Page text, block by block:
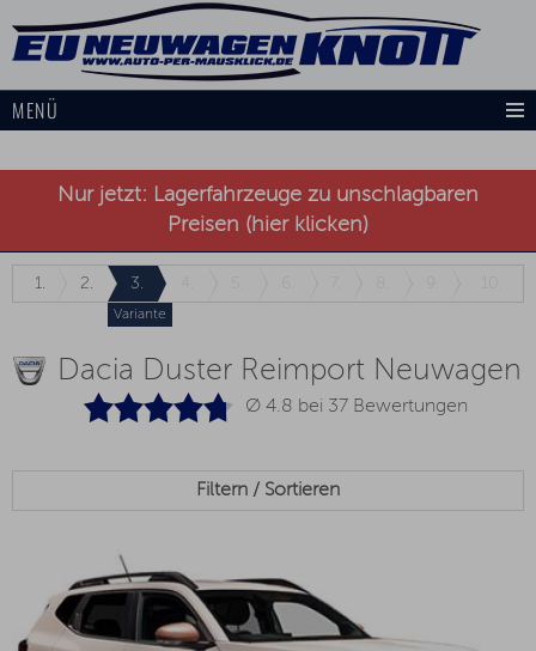
MENÜ
Nur jetzt: Lagerfahrzeuge zu unschlagbaren
Preisen (hier klicken)
1. 2. 3.
Variante
Dacia Duster Reimport Neuwagen
Ø 4.8 bei 37 Bewertungen
Filtern / Sortieren